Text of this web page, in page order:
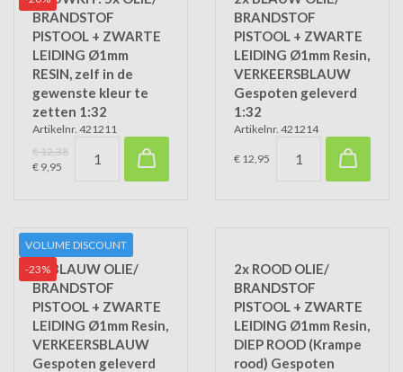
BRANDSTOF
PISTOOL + ZWARTE
LEIDING Ø1mm
RESIN, zelf in de
gewenste kleur te
zetten 1:32
Artikelnr. 421211
€ 12,38
€ 9,95
BRANDSTOF
PISTOOL + ZWARTE
LEIDING Ø1mm Resin,
VERKEERSBLAUW
Gespoten geleverd
1:32
Artikelnr. 421214
€ 12,95
VOLUME DISCOUNT
-23%
5x BLAUW OLIE/
BRANDSTOF
PISTOOL + ZWARTE
LEIDING Ø1mm Resin,
VERKEERSBLAUW
Gespoten geleverd
2x ROOD OLIE/
BRANDSTOF
PISTOOL + ZWARTE
LEIDING Ø1mm Resin,
DIEP ROOD (Krampe
rood) Gespoten